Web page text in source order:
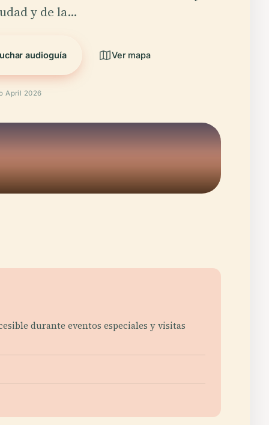
y de la…
audioguía Ver mapa
April 2026
durante eventos especiales y visitas